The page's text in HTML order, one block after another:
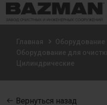
Главная
Оборудование
Оборудование для
Цилиндрические
Вернуться назад